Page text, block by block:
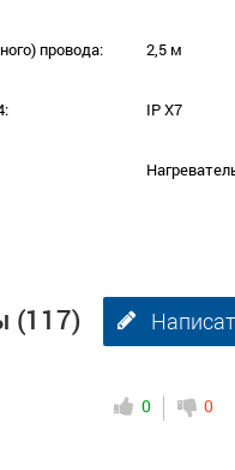
провода: 2,5 м
IP X7
(117)
0 0